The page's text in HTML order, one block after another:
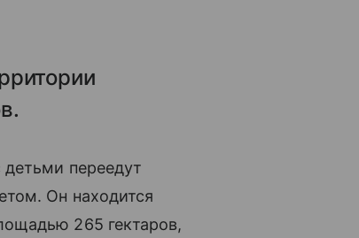
переедут
Он находится
265 гектаров,